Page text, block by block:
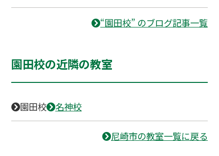
“園田校” のブログ記事一覧
園田校の近隣の教室
園田校 名神校
尼崎市の教室一覧に戻る